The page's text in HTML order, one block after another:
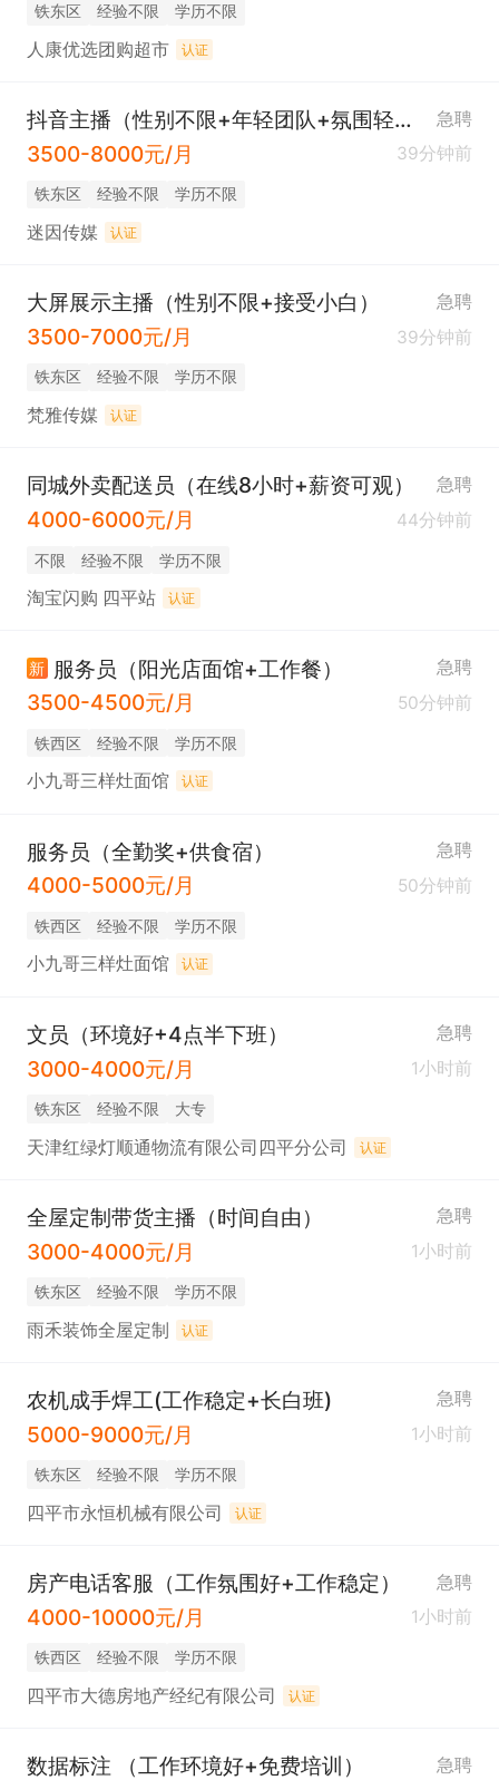
铁东区 经验不限 学历不限
人康优选团购超市 认证
抖音主播（性别不限+年轻团队+氛围轻松） 急聘
3500-8000元/月 39分钟前
铁东区 经验不限 学历不限
迷因传媒 认证
大屏展示主播（性别不限+接受小白） 急聘
3500-7000元/月 39分钟前
铁东区 经验不限 学历不限
梵雅传媒 认证
同城外卖配送员（在线8小时+薪资可观） 急聘
4000-6000元/月 44分钟前
不限 经验不限 学历不限
淘宝闪购 四平站 认证
新 服务员（阳光店面馆+工作餐） 急聘
3500-4500元/月 50分钟前
铁西区 经验不限 学历不限
小九哥三样灶面馆 认证
服务员（全勤奖+供食宿） 急聘
4000-5000元/月 50分钟前
铁西区 经验不限 学历不限
小九哥三样灶面馆 认证
文员（环境好+4点半下班） 急聘
3000-4000元/月 1小时前
铁东区 经验不限 大专
天津红绿灯顺通物流有限公司四平分公司 认证
全屋定制带货主播（时间自由） 急聘
3000-4000元/月 1小时前
铁东区 经验不限 学历不限
雨禾装饰全屋定制 认证
农机成手焊工(工作稳定+长白班) 急聘
5000-9000元/月 1小时前
铁东区 经验不限 学历不限
四平市永恒机械有限公司 认证
房产电话客服（工作氛围好+工作稳定） 急聘
4000-10000元/月 1小时前
铁西区 经验不限 学历不限
四平市大德房地产经纪有限公司 认证
数据标注 （工作环境好+免费培训） 急聘